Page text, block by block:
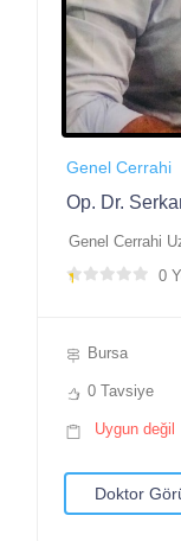
Genel Cerrahi
Op. Dr.
Genel Cerrahi
0
Bursa
0 Tavsiye
Uygun değil
Doktor